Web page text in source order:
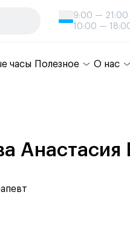
9:00 — 21:00
10:00 —
часы Полезное О нас
Анастасия